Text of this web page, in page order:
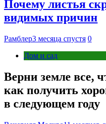
Почему листья
видимых причин
Рамблер3 месяца спустя 0
Дом и сад
Верни земле все,
как получить
в следующем году